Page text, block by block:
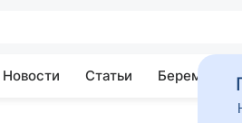
Новости Статьи